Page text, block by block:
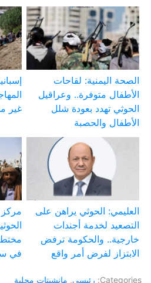
الصحة اليمنية: لقاحات
الأطفال متوفرة.. وعراقيل
الحوثي تهدد بعودة شلل
الأطفال والحصبة
غير
العليمي: الحوثي يراهن على
التصعيد لخدمة أجندات
خارجية.. والحكومة ترفض
الابتزاز لفرض أمر واقع
في
Categories: رئيسي, مانشيتات محلية